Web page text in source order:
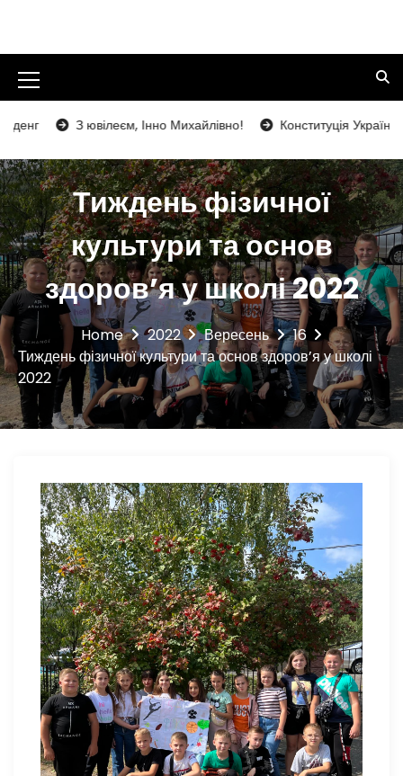
n
t
e
n
t
середньої освіти І-ІІІ ступенів
Кольчинської селищної ради
Мукачівського району Закарпатської
області
M
e
n
u
I
c
o
n
З ювілеєм, Інно Михайлівно! Конституція України –
Тиждень фізичної
культури та основ
здоров’я у школі 2022
Home 2022 Вересень
16
Тиждень фізичної культури та основ здоров’я у школі
2022
i